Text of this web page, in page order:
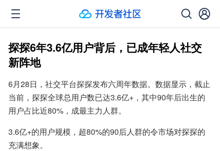
探探6年3.6亿用户背后，已成年轻人社交
新阵地
6月28日，社交平台探探发布六周年数据。数据显示，截止
当前，探探全球总用户数已达3.6亿+，其中90年后出生的
用户占比近80%，成最主力人群。
3.6亿+的用户规模，超80%的90后人群的令市场对探探的
充满想象。